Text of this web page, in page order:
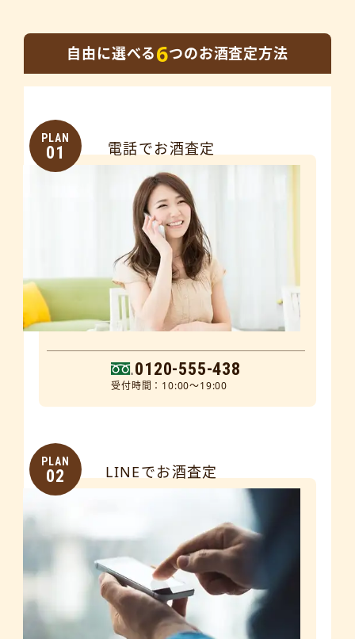
自由に選べる6つのお酒査定方法
PLAN
01 電話でお酒査定
0120-555-438
受付時間：10:00～19:00
PLAN
02 LINEでお酒査定